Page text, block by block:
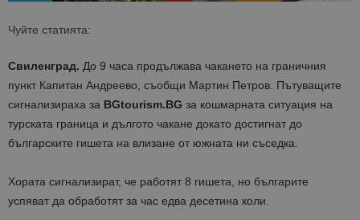
Чуйте статията:
Свиленград. До 9 часа продължава чакането на граничния
пункт Капитан Андреево, съобщи Мартин Петров. Пътуващите
сигнализираха за BGtourism.BG за кошмарната ситуация на
турската граница и дългото чакане докато достигнат до
българските гишета на влизане от южната ни съседка.
Хората сигнализират, че работят 8 гишета, но българите
успяват да обработят за час едва десетина коли.